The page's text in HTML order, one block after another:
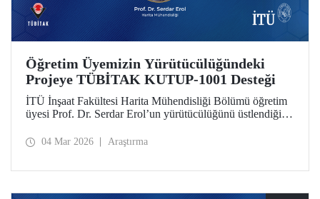
Öğretim Üyemizin Yürütücülüğündeki
Projeye TÜBİTAK KUTUP-1001 Desteği
İTÜ İnşaat Fakültesi Harita Mühendisliği Bölümü öğretim
üyesi Prof. Dr. Serdar Erol’un yürütücülüğünü üstlendiği
kapsamında desteğe değer görüldü.
04 Mar 2026 Araştırma